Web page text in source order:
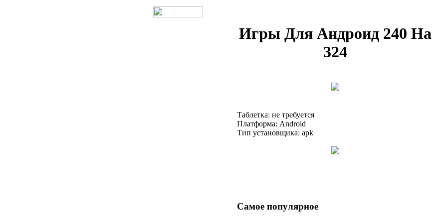
Игры Для Андроид 240 На
324
Таблетка: не требуется
Платформа: Android
Тип установщика: apk
Самое популярное